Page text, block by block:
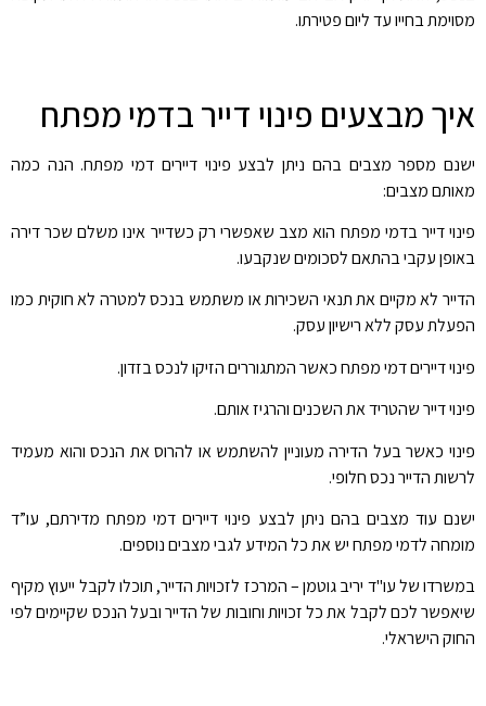
מסוימת בחייו עד ליום פטירתו.
איך מבצעים פינוי דייר בדמי מפתח
ישנם מספר מצבים בהם ניתן לבצע פינוי דיירים דמי מפתח. הנה כמה
מאותם מצבים:
פינוי דייר בדמי מפתח הוא מצב שאפשרי רק כשדייר אינו משלם שכר דירה
באופן עקבי בהתאם לסכומים שנקבעו.
הדייר לא מקיים את תנאי השכירות או משתמש בנכס למטרה לא חוקית כמו
הפעלת עסק ללא רישיון עסק.
פינוי דיירים דמי מפתח כאשר המתגוררים הזיקו לנכס בזדון.
פינוי דייר שהטריד את השכנים והרגיז אותם.
פינוי כאשר בעל הדירה מעוניין להשתמש או להרוס את הנכס והוא מעמיד
לרשות הדייר נכס חלופי.
ישנם עוד מצבים בהם ניתן לבצע פינוי דיירים דמי מפתח מדירתם, עו”ד
מומחה לדמי מפתח יש את כל המידע לגבי מצבים נוספים.
במשרדו של עו"ד יריב גוטמן – המרכז לזכויות הדייר, תוכלו לקבל ייעוץ מקיף
שיאפשר לכם לקבל את כל זכויות וחובות של הדייר ובעל הנכס שקיימים לפי
החוק הישראלי.